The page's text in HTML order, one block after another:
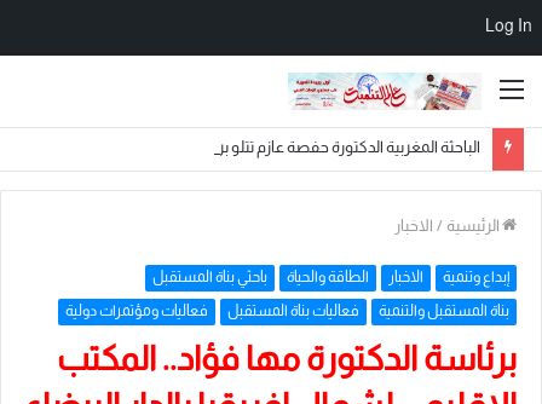
Log In
القائمة
الرئيسية / الاخبار
إبداع وتنمية الاخبار الطاقة والحياة باحثي بناة المستقبل
بناة المستقبل والتنمية فعاليات بناة المستقبل فعاليات ومؤتمرات دولية
برئاسة الدكتورة مها فؤاد.. المكتب